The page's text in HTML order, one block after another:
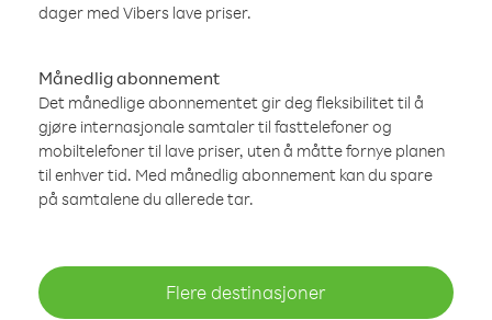
dager med Vibers lave priser.
Månedlig abonnement
Det månedlige abonnementet gir deg fleksibilitet til å
gjøre internasjonale samtaler til fasttelefoner og
mobiltelefoner til lave priser, uten å måtte fornye planen
til enhver tid. Med månedlig abonnement kan du spare
på samtalene du allerede tar.
Flere destinasjoner